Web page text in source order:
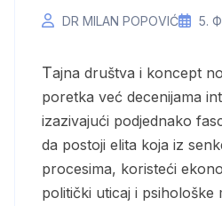
DR MILAN POPOVIĆ 5.
Tajna društva i koncept novog svetskog
poretka već decenijama
izazivajući podjednako
da postoji elita koja iz
procesima, koristeći
politički uticaj i psihološke